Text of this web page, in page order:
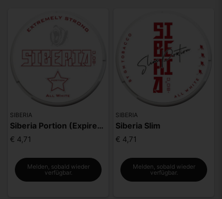
SIBERIA
Siberia Portion (Expired date
€ 4,71
Melden, sobald wieder
verfügbar.
SIBERIA
Siberia Slim
€ 4,71
Melden, sobald wieder
verfügbar.